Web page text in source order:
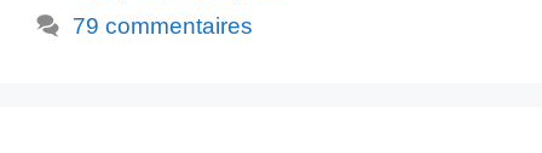
79 commentaires